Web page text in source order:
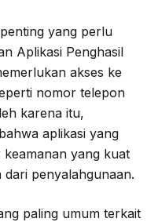
yang perlu
Aplikasi Penghasil
akses ke
nomor telepon
karena itu,
aplikasi yang
yang kuat
penyalahgunaan.
paling umum terkait